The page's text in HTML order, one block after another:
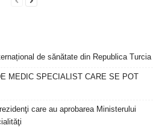
de sănătate din Republica Turcia
MEDIC SPECIALIST CARE SE POT
care au aprobarea Ministerului